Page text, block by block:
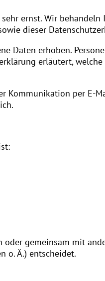
ernst. Wir behandeln
dieser
Daten erhoben.
erläutert,
Kommunikation per E-
gemeinsam mit
o. Ä.) entscheidet.